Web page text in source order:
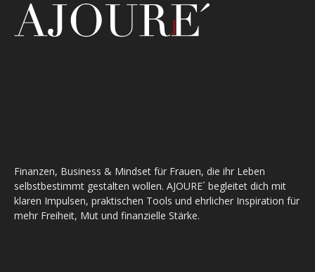
Finanzen, Business & Mindset für Frauen, die ihr Leben
selbstbestimmt gestalten wollen. AJOURE´ begleitet dich mit
klaren Impulsen, praktischen Tools und ehrlicher Inspiration für
mehr Freiheit, Mut und finanzielle Stärke.